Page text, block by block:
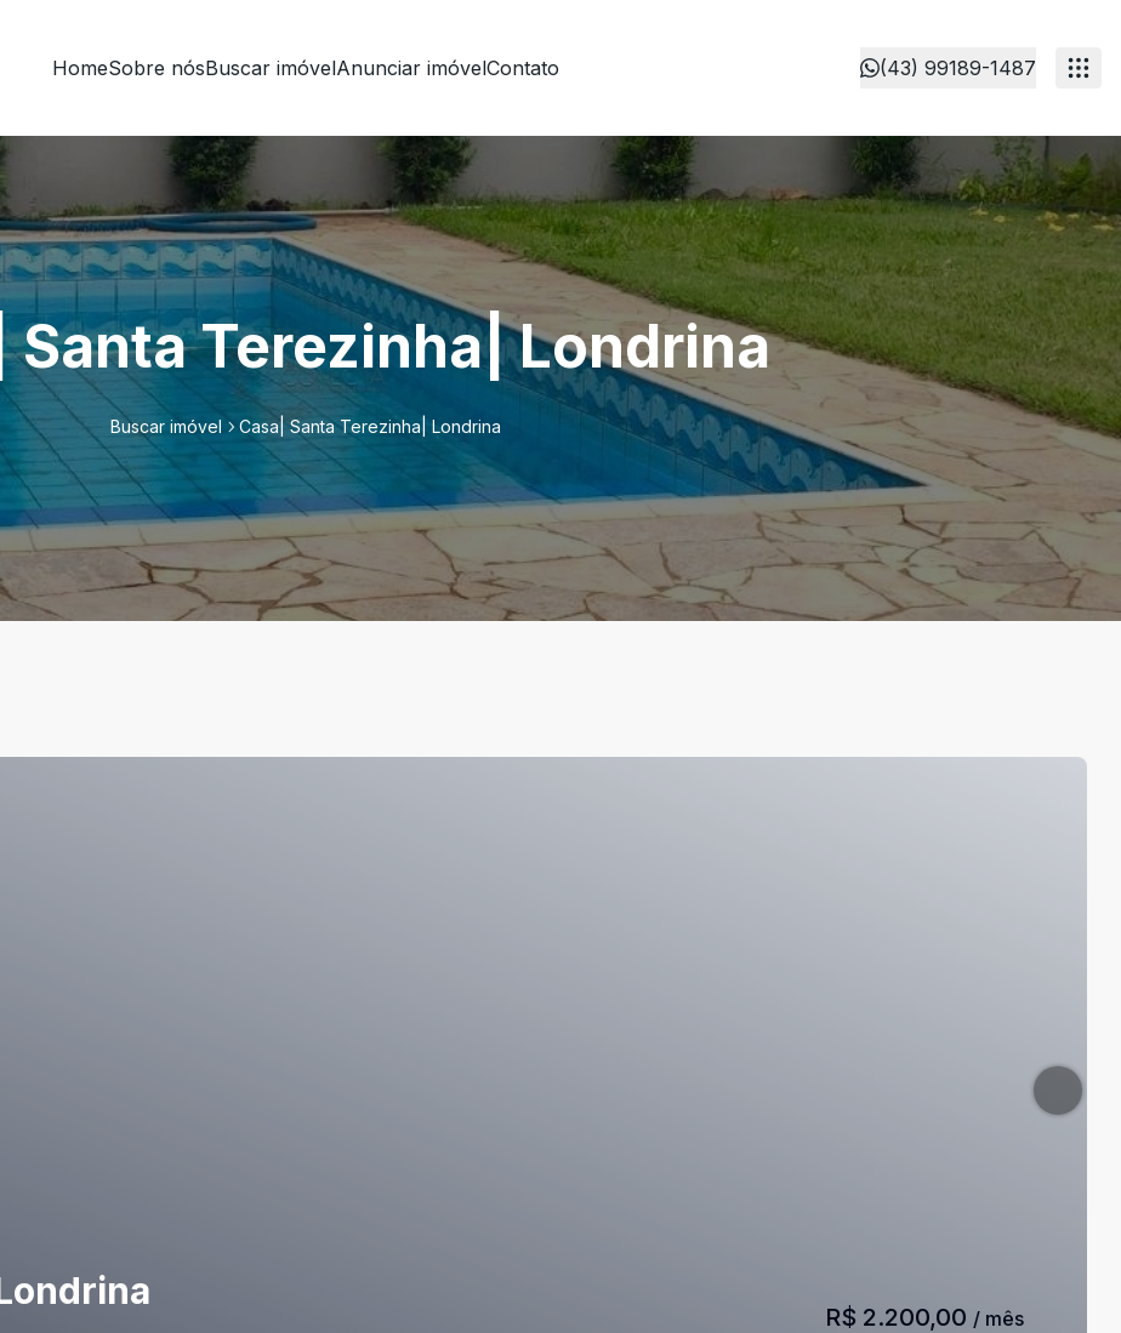
HomeSobre nósBuscar imóvelAnunciar imóvelContato (43) 99189-1487
Santa Terezinha| Londrina
Buscar imóvel Casa| Santa Terezinha| Londrina
R$ 2.200,00 / mês